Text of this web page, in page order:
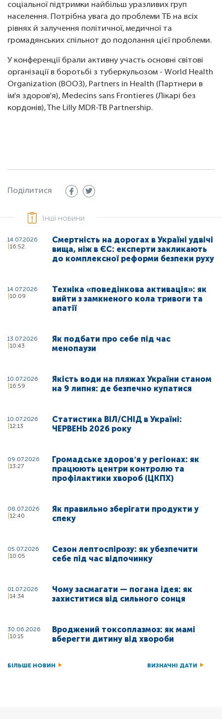
соціальної підтримки найбільш уразливих груп
населення. Потрібна увага до проблеми ТБ на всіх
рівнях й залучення політичної, медичної та
громадянських спільнот до подолання цієї проблеми.
У конференції брали активну участь основні світові
організації в боротьбі з туберкульозом - World Health
Organization (ВООЗ), Partners in Health (Партнери в
ім'я здоров'я), Medecins sans Frontieres (Лікарі без
кордонів), The Lilly MDR-TB Partnership.
Поділитися
Інші новини
14.07.2026
16:52
Смертність на дорогах в Україні удвічі
вища, ніж в ЄС: експерти закликають
до комплексної реформи безпеки руху
14.07.2026
10:09
Техніка «поведінкова активація»: як
вийти з замкненого кола тривоги та
апатії
13.07.2026
10:43
Як подбати про себе під час
менопаузи
10.07.2026
16:59
Якість води на пляжах України станом
на 9 липня: де безпечно купатися
10.07.2026
12:13
Статистика ВІЛ/СНІД в Україні:
ЧЕРВЕНЬ 2026 року
09.07.2026
13:27
Громадське здоровʼя у регіонах: як
працюють центри контролю та
профілактики хвороб (ЦКПХ)
08.07.2026
12:40
Як правильно зберігати продукти у
спеку
05.07.2026
10:05
Сезон лептоспірозу: як убезпечити
себе під час відпочинку
01.07.2026
14:34
Чому засмагати — погана ідея: як
захиститися від сильного сонця
30.06.2026
10:15
Вроджений токсоплазмоз: як мамі
вберегти дитину від хвороби
БІЛЬШЕ НОВИН ВИЗНАЧНІ ДАТИ